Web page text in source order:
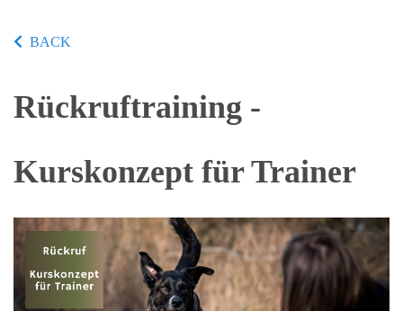
BACK
Rückruftraining -
Kurskonzept für Trainer